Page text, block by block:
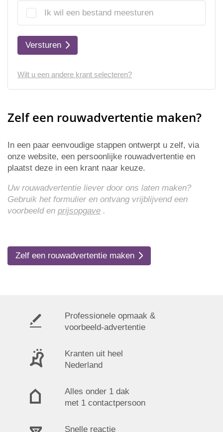
Ik wil een bestand meesturen
Versturen
Wilt u een andere krant selecteren?
Zelf een rouwadvertentie maken?
In een paar eenvoudige stappen ontwerpt u zelf, via
onze website, een persoonlijke rouwadvertentie en
plaatst deze in een krant naar keuze.
Uw rouwadvertentie liever door ons laten maken?
Gebruik het formulier en ontvang vrijblijvend een
voorbeeld en prijsopgave .
Zelf een rouwadvertentie maken
Professionele opmaak &
voorbeeld-advertentie
Kranten uit heel
Nederland
Alles onder 1 dak
met 1 contactpersoon
Snelle reactie